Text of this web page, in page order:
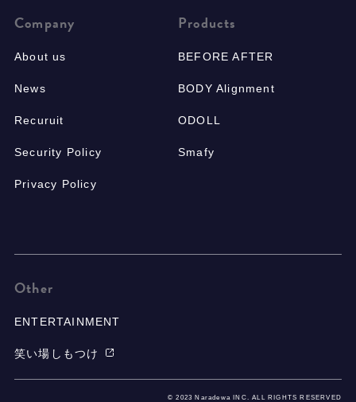
Company
About us
News
Recuruit
Security Policy
Privacy Policy
Products
BEFORE AFTER
BODY Alignment
ODOLL
Smafy
Other
ENTERTAINMENT
笑い場しもつけ
© 2023 Naradewa INC. ALL RIGHTS RESERVED